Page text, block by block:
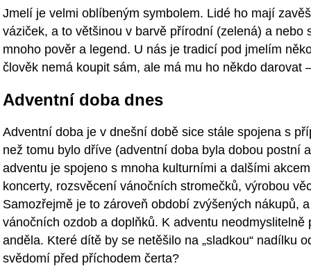
Jmelí je velmi oblíbeným symbolem. Lidé ho mají
váziček, a to většinou v barvě přírodní (zelená) a nebo
mnoho pověr a legend. U nás je tradicí pod jmelím
člověk nemá koupit sám, ale má mu ho někdo darovat
Adventní doba dnes
Adventní doba je v dnešní době sice stále spojena s
než tomu bylo dříve (adventní doba byla dobou postní
adventu je spojeno s mnoha kulturními a dalšími
koncerty, rozsvěcení vánočních stromečků, výrobou
Samozřejmě je to zároveň období zvýšených nákupů,
vánočních ozdob a doplňků. K adventu neodmyslitelně
anděla. Které dítě by se netěšilo na „sladkou“ nadílku
svědomí před příchodem čerta?